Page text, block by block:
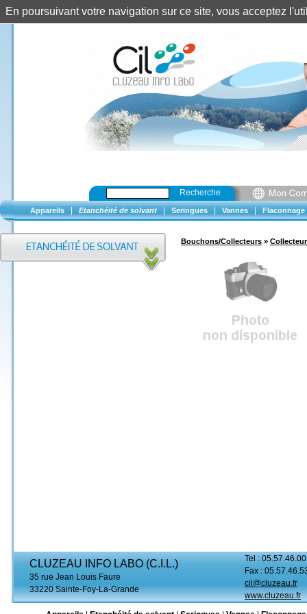
Recherche
Appareils Etanchéité de solvant Seringues Vannes Flaconnage
Bouchons/Collecteurs »
CLUZEAU INFO LABO (C.I.L.)
35 rue Jean Louis Faure
33220 Sainte-Foy-La-Grande
Tel :
Fax :
cil@cluzeau.fr
www.cluzeau.fr
En poursuivant votre navigation sur ce site, vous acceptez